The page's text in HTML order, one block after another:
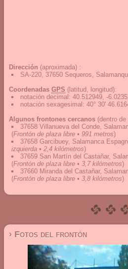
Dirección (aproximada) :
SA-220, 37650 Sequeros,
Coordenadas GPS (latitud, longitud):
notación decimal : 40.512949, -
notación sexagesimal : 40° 30'
Algunos frontones cercanos (dentro
37658 Villanueva del Conde,
(Frontón de plaza libre • 991 metros)
37658 Garcibuey, Salamanca
izquierda • 2,4 kilómetros)
37659 San Martín del Castañar,
(Frontón de plaza libre • 3,7 kilómetros)
37660 Miranda del Castañar,
(Frontón de plaza libre • 3,8 kilómetros)
› Fotos del frontón